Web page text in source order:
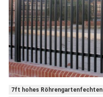
7ft hohes Röhrengartenfechten